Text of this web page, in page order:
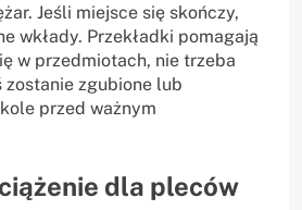
Jeśli miejsce się skończy,
wkłady. Przekładki pomagają
w przedmiotach, nie trzeba
zostanie zgubione lub
przed ważnym
dla pleców